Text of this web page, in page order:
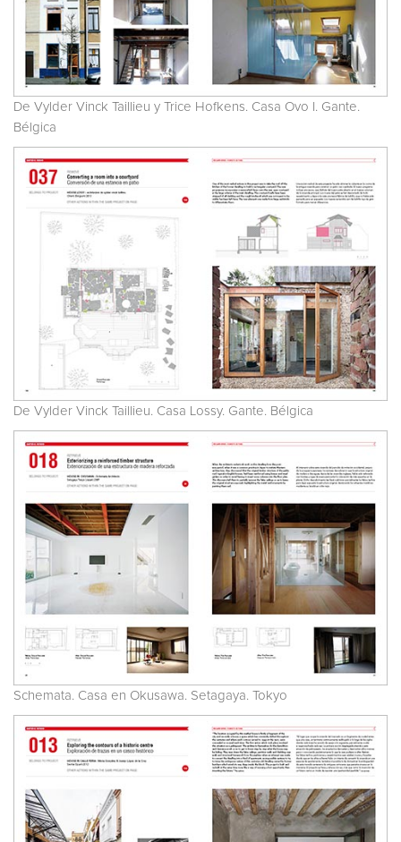
De Vylder Vinck Taillieu y Trice Hofkens. Casa Ovo I. Gante.
Bélgica
De Vylder Vinck Taillieu. Casa Lossy. Gante. Bélgica
Schemata. Casa en Okusawa. Setagaya. Tokyo